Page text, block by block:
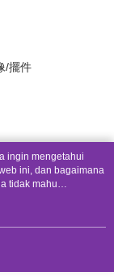
/擺件
ingin mengetahui
ini, dan bagaimana
tidak mahu
mengenai kuki.
di laman web ini,
mengenai